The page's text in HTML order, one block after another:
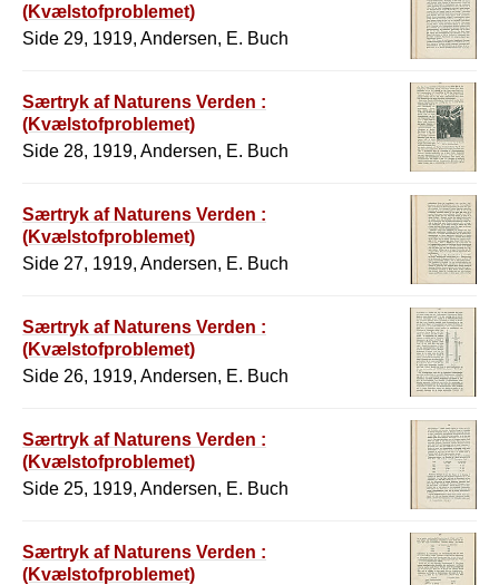
(Kvælstofproblemet)
Side 29, 1919, Andersen, E. Buch
Særtryk af Naturens Verden :
(Kvælstofproblemet)
Side 28, 1919, Andersen, E. Buch
Særtryk af Naturens Verden :
(Kvælstofproblemet)
Side 27, 1919, Andersen, E. Buch
Særtryk af Naturens Verden :
(Kvælstofproblemet)
Side 26, 1919, Andersen, E. Buch
Særtryk af Naturens Verden :
(Kvælstofproblemet)
Side 25, 1919, Andersen, E. Buch
Særtryk af Naturens Verden :
(Kvælstofproblemet)